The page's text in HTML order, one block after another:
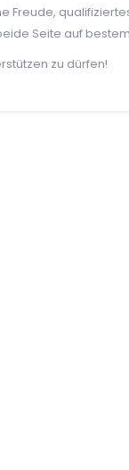
Freude,
Seite auf
zu dürfen!